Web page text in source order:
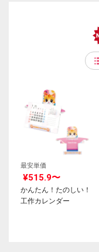
最安単価
¥515.9〜
かんたん！たのしい！
工作カレンダー